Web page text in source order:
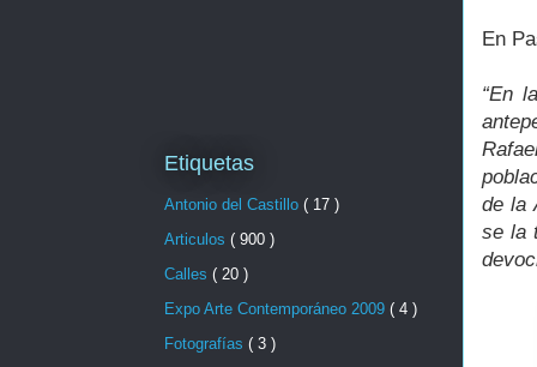
En
“En
de la
se la
Etiquetas
Antonio del Castillo ( 17 )
Articulos ( 900 )
Calles ( 20 )
Expo Arte Contemporáneo 2009 ( 4 )
Fotografías ( 3 )